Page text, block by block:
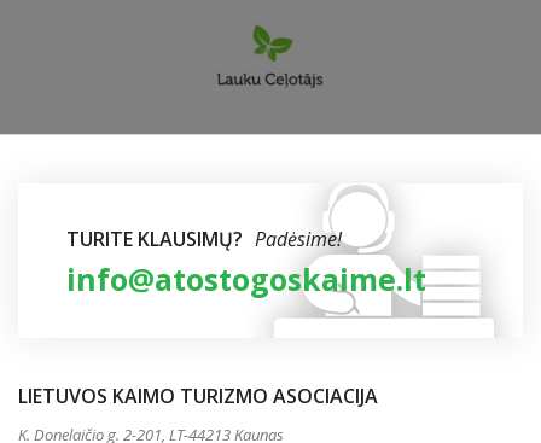
TURITE KLAUSIMŲ? Padėsime!
info@atostogoskaime.lt
LIETUVOS KAIMO TURIZMO ASOCIACIJA
K. Donelaičio g. 2-201, LT-44213 Kaunas